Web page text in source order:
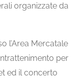
organizzate da
l’Area Mercatale
per
ed il concerto